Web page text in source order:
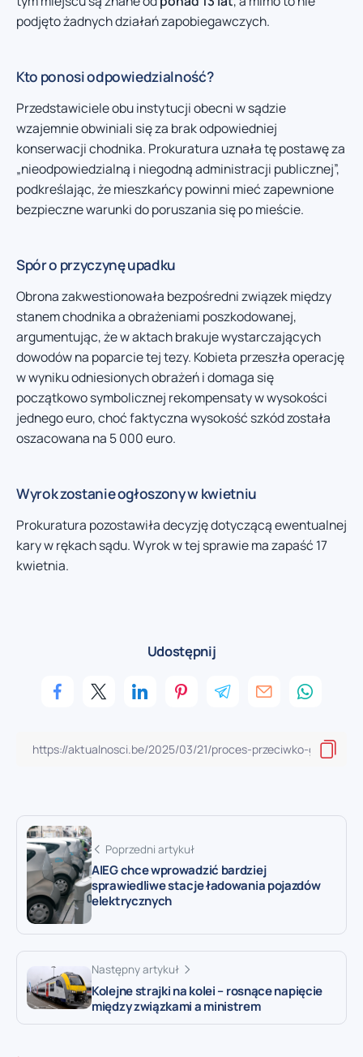
podjęto żadnych działań zapobiegawczych.
Kto ponosi odpowiedzialność?
Przedstawiciele obu instytucji obecni w sądzie
wzajemnie obwiniali się za brak odpowiedniej
konserwacji chodnika. Prokuratura uznała tę postawę za
„nieodpowiedzialną i niegodną administracji publicznej”,
podkreślając, że mieszkańcy powinni mieć zapewnione
bezpieczne warunki do poruszania się po mieście.
Spór o przyczynę upadku
Obrona zakwestionowała bezpośredni związek między
stanem chodnika a obrażeniami poszkodowanej,
argumentując, że w aktach brakuje wystarczających
dowodów na poparcie tej tezy. Kobieta przeszła operację
w wyniku odniesionych obrażeń i domaga się
początkowo symbolicznej rekompensaty w wysokości
jednego euro, choć faktyczna wysokość szkód została
oszacowana na 5 000 euro.
Wyrok zostanie ogłoszony w kwietniu
Prokuratura pozostawiła decyzję dotyczącą ewentualnej
kary w rękach sądu. Wyrok w tej sprawie ma zapaść 17
kwietnia.
Udostępnij
Poprzedni artykuł
AIEG chce wprowadzić bardziej
sprawiedliwe stacje ładowania pojazdów
elektrycznych
Następny artykuł
Kolejne strajki na kolei – rosnące napięcie
między związkami a ministrem